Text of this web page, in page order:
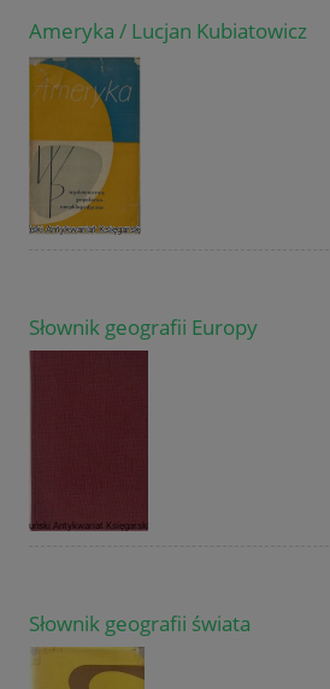
Ameryka / Lucjan Kubiatowicz
Słownik geografii Europy
Słownik geografii świata